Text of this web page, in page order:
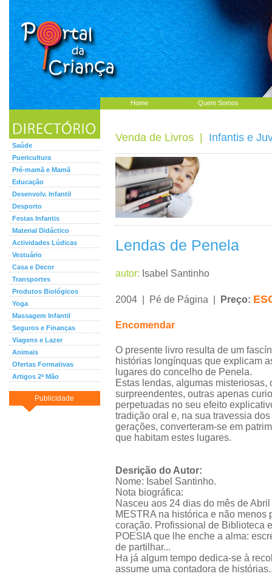
Home Quem Somos
Saúde
Puericultura
Pré-mamã e Mamã
Educação
Desenvolv. Infantil
Desporto
Festas Infantis
Material Didáctico
Actividades Lúdicas
Vestuário
Casa e Decor
Transportes
Produtos Biológicos
Yoga
Massagem Infantil
Seguros e Finanças
Viagens e Lazer
Animais
Ofertas Formativas
Artigos 2ª Mão
Publicidade
Venda de Livros Infantis e
Lendas de Penela
autor: Isabel Santinho
2004 | Pé de Página | Preço:
Encomendar
O presente livro resulta de um
histórias longínquas que explicam
lugares do concelho de Penela.
Estas lendas, algumas misteriosas,
surpreendentes, outras apenas
perpetuadas no seu efeito
tradição oral e, na sua travessia
gerações, converteram-se em
que habitam estes lugares.
Desrição do Autor:
Nome: Isabel Santinho.
Nota biográfica:
Nasceu aos 24 dias do mês de
MESTRA na histórica e não menos
coração. Profissional de Biblioteca
POESIA que lhe enche a alma:
de partilhar...
Ha já algum tempo dedica-se à
assume uma contadora de